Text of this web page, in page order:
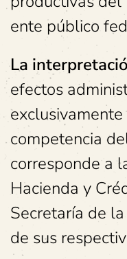
ente público
La
efectos
competencia
corresponde a
Hacienda y
Secretaría de
de sus